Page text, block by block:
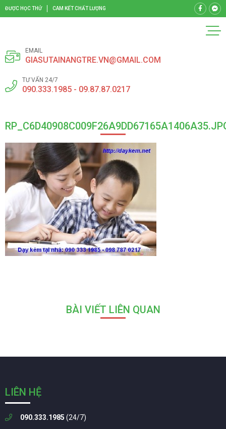
ĐƯỢC HỌC THỬ CAM KẾT CHẤT LƯỢNG
EMAIL
GIASUTAINANGTRE.VN@GMAIL.COM
TƯ VẤN 24/7
090.333.1985 - 09.87.87.0217
BÀI VIẾT LIÊN QUAN
LIÊN HỆ
090.333.1985 (24/7)